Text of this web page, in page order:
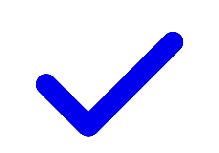
基於信仰的喪親支援
對於父親